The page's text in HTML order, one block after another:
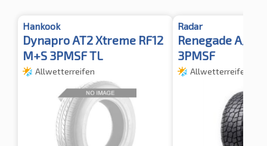
Hankook
Dynapro AT2 Xtreme RF12
M+S 3PMSF TL
Allwetterreifen
Radar
Renegade A/T5
3PMSF
Allwetterreifen